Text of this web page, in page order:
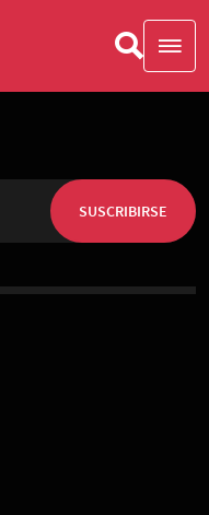
SUSCRIBIRSE